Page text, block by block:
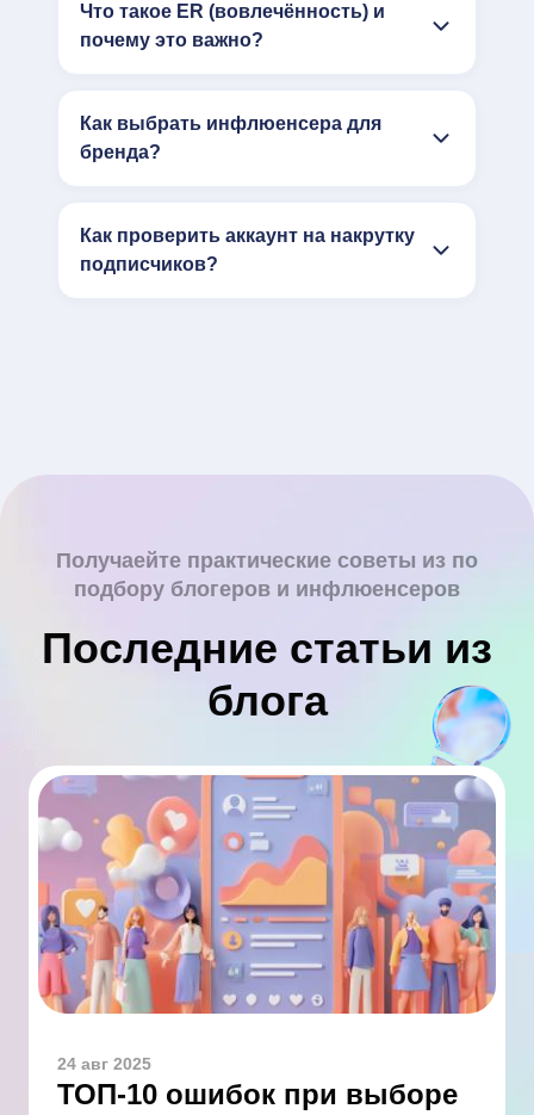
Что такое ER (вовлечённость) и
почему это важно?
Как выбрать инфлюенсера для
бренда?
Как проверить аккаунт на накрутку
подписчиков?
Получаейте практические советы из по
подбору блогеров и инфлюенсеров
Последние статьи из
блога
24 авг 2025
ТОП-10 ошибок при выборе